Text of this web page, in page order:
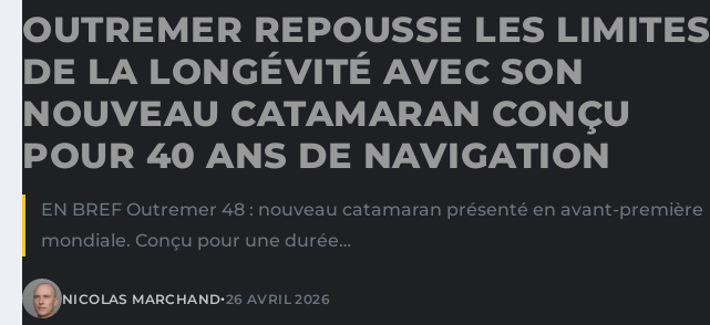
OUTREMER REPOUSSE LES LIMITES
DE LA LONGÉVITÉ AVEC SON
NOUVEAU CATAMARAN CONÇU
POUR 40 ANS DE NAVIGATION
EN BREF Outremer 48 : nouveau catamaran présenté en avant-première
mondiale. Conçu pour une durée…
NICOLAS MARCHAND•26 AVRIL 2026